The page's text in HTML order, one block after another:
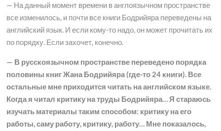
— На данный момент времени в англоязычном пространстве
все изменилось, и почти все книги Бодрийяра переведены на
английский язык. И если кому-то надо, он может прочитать их
по порядку. Если захочет, конечно.
— В русскоязычном пространстве переведено порядка
половины книг Жана Бодрийяра (где-то 24 книги). Все
остальные мне приходится читать на английском языке.
Когда я читал критику на труды Бодрийяра… Я стараюсь
изучать материалы таким способом: критику на его
работы, саму работу, критику, работу… Мне показалось,